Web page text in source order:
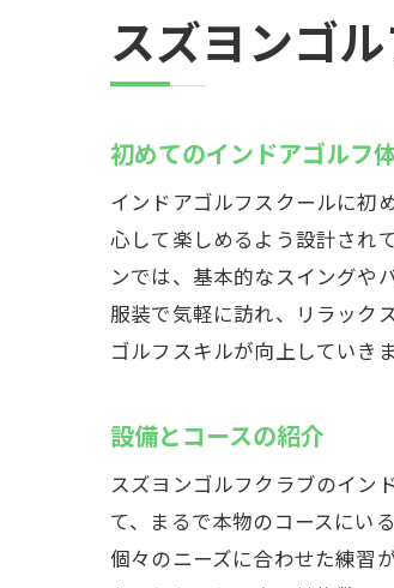
スズヨンゴ
初めてのインドアゴルフ
インドアゴルフスクールに初
心して楽しめるよう設計され
ンでは、基本的なスイングや
服装で気軽に訪れ、リラック
ゴルフスキルが向上していきま
設備とコースの紹介
スズヨンゴルフクラブのイン
て、まるで本物のコースにい
個々のニーズに合わせた練習